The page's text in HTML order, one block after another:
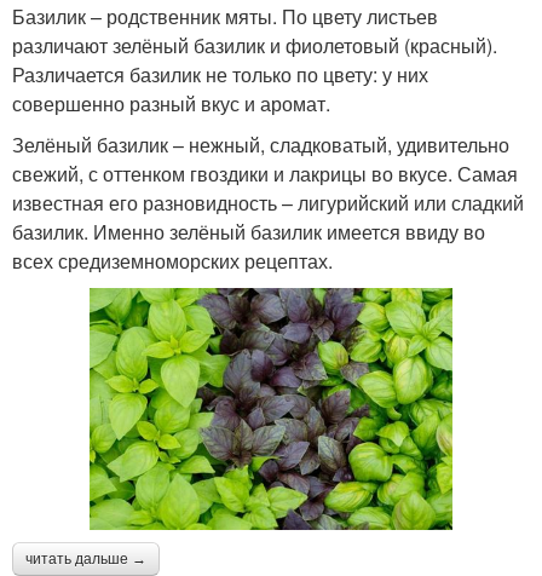
Базилик – родственник мяты. По цвету листьев
различают зелёный базилик и фиолетовый (красный).
Различается базилик не только по цвету: у них
совершенно разный вкус и аромат.
Зелёный базилик – нежный, сладковатый, удивительно
свежий, с оттенком гвоздики и лакрицы во вкусе. Самая
известная его разновидность – лигурийский или сладкий
базилик. Именно зелёный базилик имеется ввиду во
всех средиземноморских рецептах.
читать дальше →